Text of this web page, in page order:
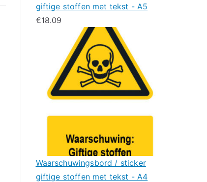
giftige stoffen met tekst - A5
€18.09
Waarschuwingsbord / sticker
giftige stoffen met tekst - A4